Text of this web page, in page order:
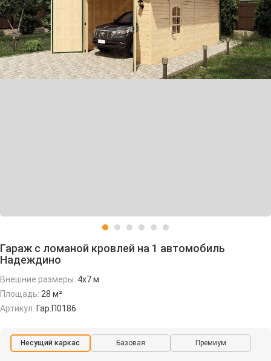
Гараж с ломаной кровлей на 1 автомобиль
Надеждино
Внешние размеры: 4х7 м
Площадь: 28 м²
Артикул: Гар.П0186
Несущий каркас Базовая Премиум